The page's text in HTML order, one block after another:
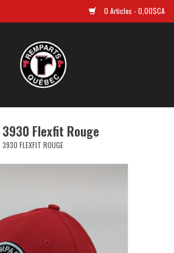
0 Articles - 0,00$CA
Flexfit Rouge
FLEXFIT ROUGE